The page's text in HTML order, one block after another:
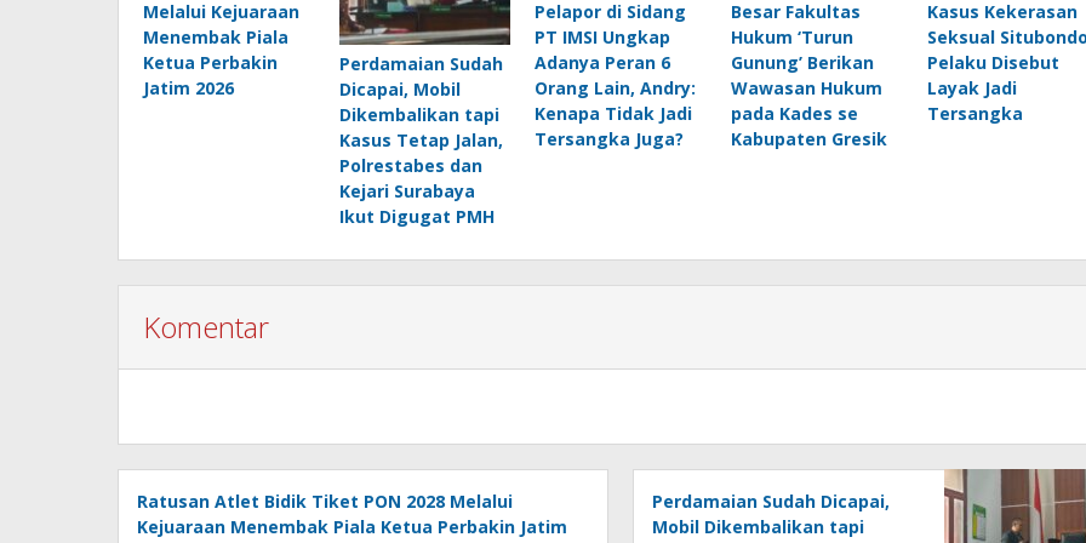
Melalui Kejuaraan
Menembak Piala
Ketua Perbakin
Jatim 2026
Perdamaian Sudah
Dicapai, Mobil
Dikembalikan tapi
Kasus Tetap Jalan,
Polrestabes dan
Kejari Surabaya
Ikut Digugat PMH
Pelapor di Sidang
PT IMSI Ungkap
Adanya Peran 6
Orang Lain, Andry:
Kenapa Tidak Jadi
Tersangka Juga?
Besar Fakultas
Hukum ‘Turun
Gunung’ Berikan
Wawasan Hukum
pada Kades se
Kabupaten Gresik
Kasus Kekerasan
Seksual
Pelaku Disebut
Layak Jadi
Tersangka
Komentar
Ratusan Atlet Bidik Tiket PON 2028 Melalui
Kejuaraan Menembak Piala Ketua Perbakin Jatim
Perdamaian Sudah Dicapai,
Mobil Dikembalikan tapi